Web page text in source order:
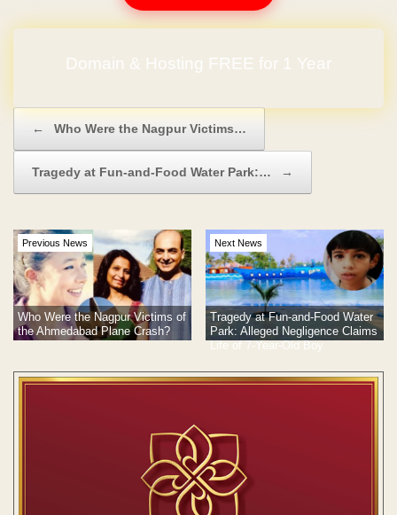
Domain & Hosting FREE for 1 Year
← Who Were the Nagpur Victims…
Tragedy at Fun-and-Food Water Park:… →
Previous News
Who Were the Nagpur Victims of
the Ahmedabad Plane Crash?
Next News
Tragedy at Fun-and-Food Water
Park: Alleged Negligence Claims
Life of 7-Year-Old Boy